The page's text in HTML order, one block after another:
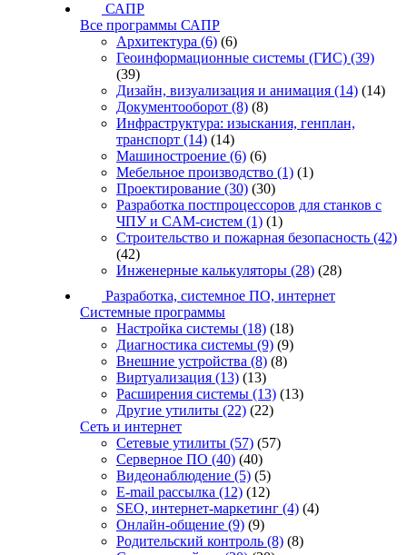
САПР
Все программы САПР
Архитектура (6) (6)
Геоинформационные системы (ГИС) (39)
(39)
Дизайн, визуализация и анимация (14) (14)
Документооборот (8) (8)
Инфраструктура: изыскания, генплан,
транспорт (14) (14)
Машиностроение (6) (6)
Мебельное производство (1) (1)
Проектирование (30) (30)
Разработка постпроцессоров для станков с
ЧПУ и CAM-систем (1) (1)
Строительство и пожарная безопасность (42)
(42)
Инженерные калькуляторы (28) (28)
Разработка, системное ПО, интернет
Системные программы
Настройка системы (18) (18)
Диагностика системы (9) (9)
Внешние устройства (8) (8)
Виртуализация (13) (13)
Расширения системы (13) (13)
Другие утилиты (22) (22)
Сеть и интернет
Сетевые утилиты (57) (57)
Серверное ПО (40) (40)
Видеонаблюдение (5) (5)
E-mail рассылка (12) (12)
SEO, интернет-маркетинг (4) (4)
Онлайн-общение (9) (9)
Родительский контроль (8) (8)